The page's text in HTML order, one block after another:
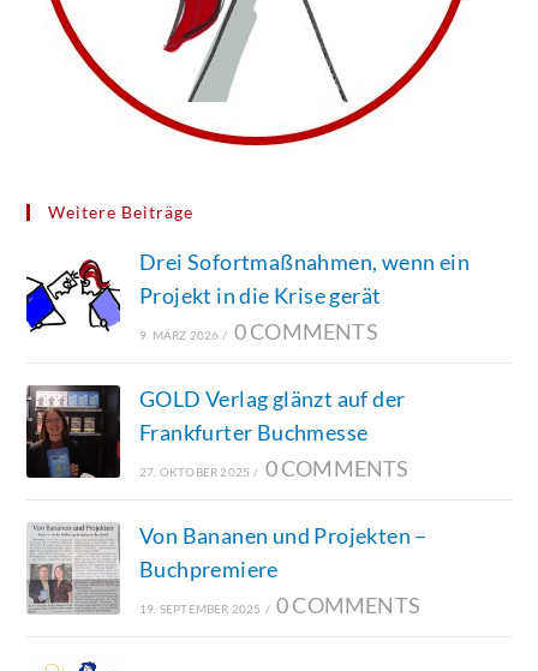
Weitere Beiträge
Drei Sofortmaßnahmen, wenn ein
Projekt in die Krise gerät
9. MÄRZ 2026 / 0 COMMENTS
GOLD Verlag glänzt auf der
Frankfurter Buchmesse
27. OKTOBER 2025 / 0 COMMENTS
Von Bananen und Projekten –
Buchpremiere
19. SEPTEMBER 2025 / 0 COMMENTS